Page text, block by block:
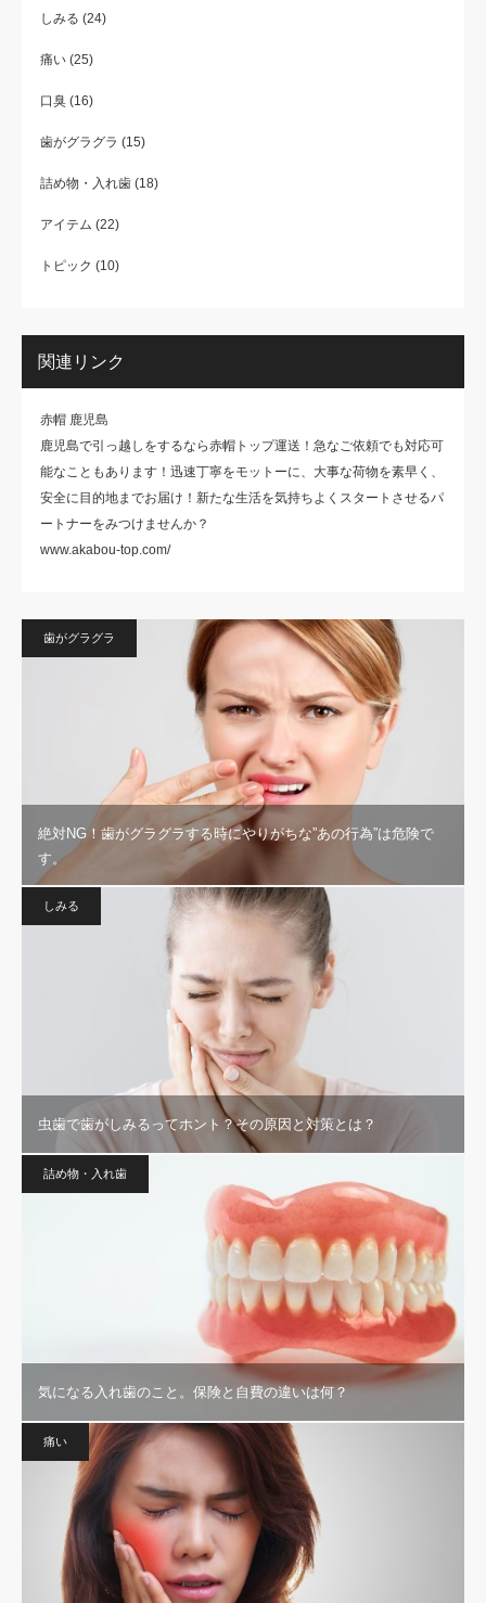
しみる (24)
痛い (25)
口臭 (16)
歯がグラグラ (15)
詰め物・入れ歯 (18)
アイテム (22)
トピック (10)
関連リンク
赤帽 鹿児島
鹿児島で引っ越しをするなら赤帽トップ運送！急なご依頼でも対応可
能なこともあります！迅速丁寧をモットーに、大事な荷物を素早く、
安全に目的地までお届け！新たな生活を気持ちよくスタートさせるパ
ートナーをみつけませんか？
www.akabou-top.com/
歯がグラグラ
絶対NG！歯がグラグラする時にやりがちな”あの行為”は危険で
す。
しみる
虫歯で歯がしみるってホント？その原因と対策とは？
詰め物・入れ歯
気になる入れ歯のこと。保険と自費の違いは何？
痛い